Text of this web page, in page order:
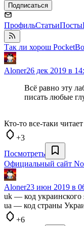
Подписаться
ПрофильСтатьиПосты
Так ли хорош
Aloner26 дек 2019 в
Всё равно эту
писать любые
Кто-то все-таки
+3
Посмотреть
Официальный сайт
Aloner23 июн 2019 в
uk — код украинского
ua — код страны
+6